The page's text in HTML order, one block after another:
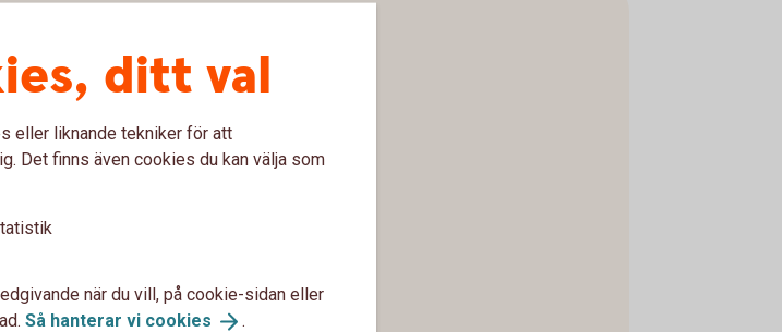
av det
ut, vilket är max fem
inte köpa förfaller
är dock att du inte
bostaden räknas
ditt val
eller liknande tekniker för att
Det finns även cookies du kan välja som
när du vill, på cookie-sidan eller
Så hanterar vi cookies .